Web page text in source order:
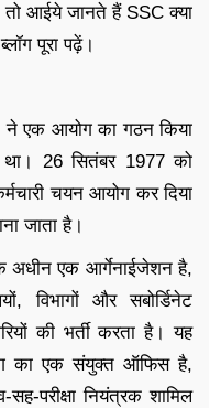
तो आईये जानते हैं SSC क्या
पूरा पढ़ें।
ने एक आयोग का गठन किया
26 सितंबर 1977 को
चयन आयोग कर दिया
जाता है।
अधीन एक आर्गेनाईजेशन है,
विभागों और सबोर्डिनेट
की भर्ती करता है। यह
का एक संयुक्त ऑफिस है,
परीक्षा नियंत्रक शामिल